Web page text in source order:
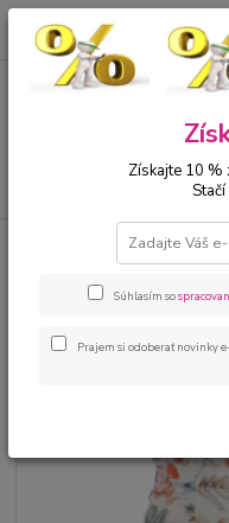
00421 905 612848
Kojenecké
bábätká dievčatá
Kojenecká
Kojenecká 2
leto
Získajte 10 %
Súhlasím so
Prajem si odoberať novinky